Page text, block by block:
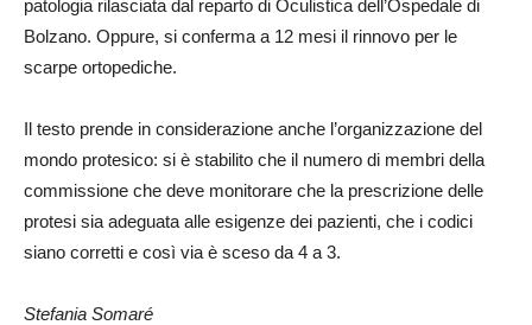
patologia rilasciata dal reparto di Oculistica dell’Ospedale di
Bolzano. Oppure, si conferma a 12 mesi il rinnovo per le
scarpe ortopediche.
Il testo prende in considerazione anche l’organizzazione del
mondo protesico: si è stabilito che il numero di membri della
commissione che deve monitorare che la prescrizione delle
protesi sia adeguata alle esigenze dei pazienti, che i codici
siano corretti e così via è sceso da 4 a 3.
Stefania Somaré